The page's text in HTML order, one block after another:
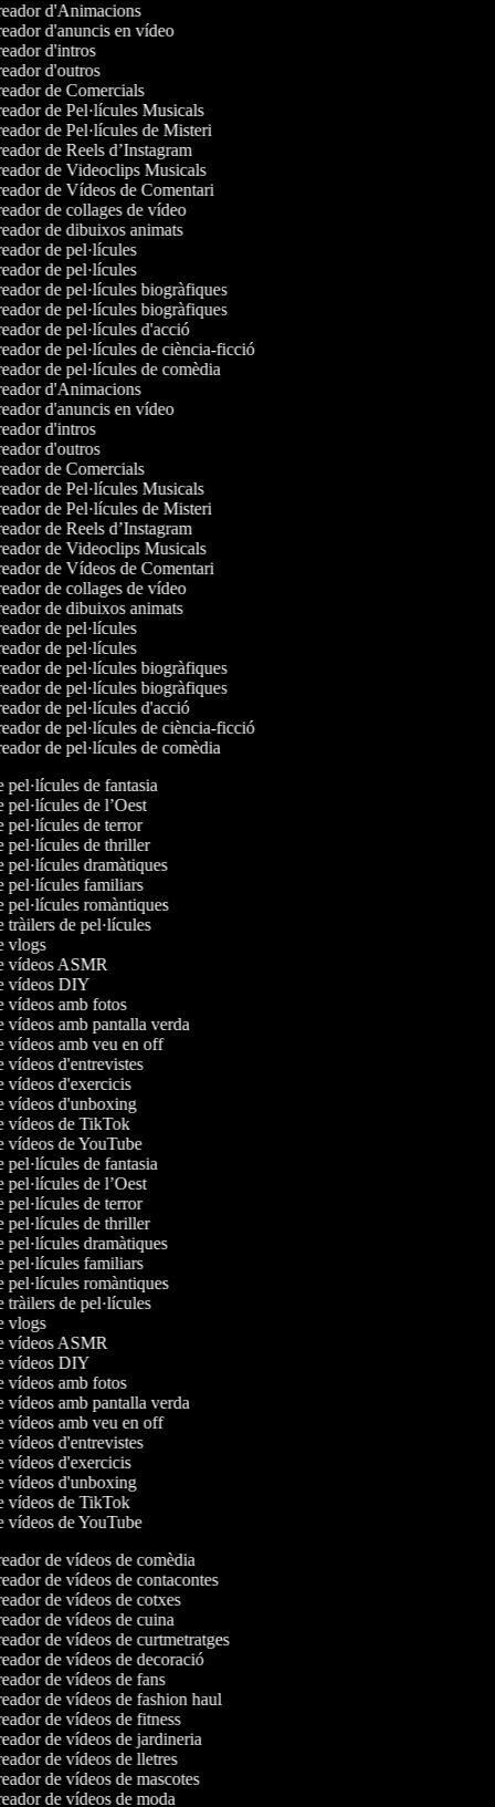
d'Animacions
d'anuncis en vídeo
d'intros
d'outros
de Comercials
de Pel·lícules Musicals
de Pel·lícules de Misteri
de Reels d’Instagram
de Videoclips Musicals
de Vídeos de Comentari
de collages de vídeo
de dibuixos animats
de pel·lícules
de pel·lícules
de pel·lícules biogràfiques
de pel·lícules biogràfiques
de pel·lícules d'acció
de pel·lícules de ciència-ficció
de pel·lícules de comèdia
d'Animacions
d'anuncis en vídeo
d'intros
d'outros
de Comercials
de Pel·lícules Musicals
de Pel·lícules de Misteri
de Reels d’Instagram
de Videoclips Musicals
de Vídeos de Comentari
de collages de vídeo
de dibuixos animats
de pel·lícules
de pel·lícules
de pel·lícules biogràfiques
de pel·lícules biogràfiques
de pel·lícules d'acció
de pel·lícules de ciència-ficció
de pel·lícules de comèdia
pel·lícules de fantasia
pel·lícules de l’Oest
pel·lícules de terror
pel·lícules de thriller
pel·lícules dramàtiques
pel·lícules familiars
pel·lícules romàntiques
tràilers de pel·lícules
vlogs
vídeos ASMR
vídeos DIY
vídeos amb fotos
vídeos amb pantalla verda
vídeos amb veu en off
vídeos d'entrevistes
vídeos d'exercicis
vídeos d'unboxing
vídeos de TikTok
vídeos de YouTube
pel·lícules de fantasia
pel·lícules de l’Oest
pel·lícules de terror
pel·lícules de thriller
pel·lícules dramàtiques
pel·lícules familiars
pel·lícules romàntiques
tràilers de pel·lícules
vlogs
vídeos ASMR
vídeos DIY
vídeos amb fotos
vídeos amb pantalla verda
vídeos amb veu en off
vídeos d'entrevistes
vídeos d'exercicis
vídeos d'unboxing
vídeos de TikTok
vídeos de YouTube
de vídeos de comèdia
de vídeos de contacontes
de vídeos de cotxes
de vídeos de cuina
de vídeos de curtmetratges
de vídeos de decoració
de vídeos de fans
de vídeos de fashion haul
de vídeos de fitness
de vídeos de jardineria
de vídeos de lletres
de vídeos de mascotes
de vídeos de moda